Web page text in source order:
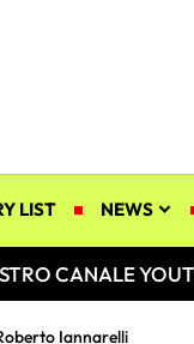
LIST NEWS
CANALE
Iannarelli